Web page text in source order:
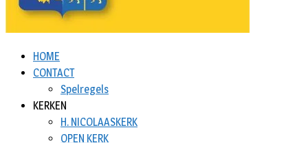
HOME
CONTACT
Spelregels
KERKEN
H. NICOLAASKERK
OPEN KERK